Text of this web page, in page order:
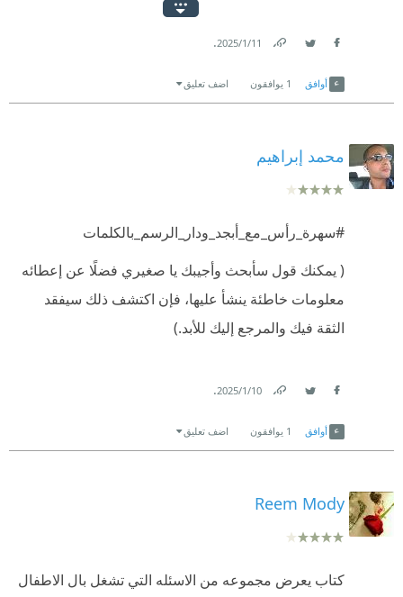
11‏/1‏/2025
.
أوافق 1 يوافقون اضف تعليق
محمد إبراهيم
#سهرة_رأس_مع_أبجد_ودار_الرسم_بالكلمات
(‫ يمكنك قول سأبحث وأجيبك يا صغيري فضلًا عن إعطائه
معلومات خاطئة ينشأ عليها، فإن اكتشف ذلك سيفقد
الثقة فيك والمرجع إليك للأبد.)
10‏/1‏/2025
.
أوافق 1 يوافقون اضف تعليق
Reem Mody
كتاب يعرض مجموعه من الاسئله التي تشغل بال الاطفال